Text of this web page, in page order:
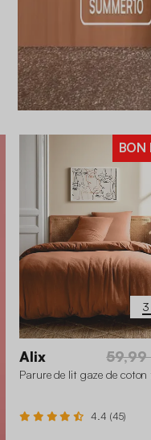
BON
Alix 59,99
Parure de lit gaze de
4.4 (45)